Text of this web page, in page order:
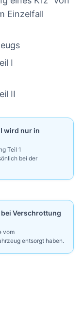
Einzelfall
I
II
wird nur in
Teil 1
bei der
Verschrottung
vom
entsorgt haben.